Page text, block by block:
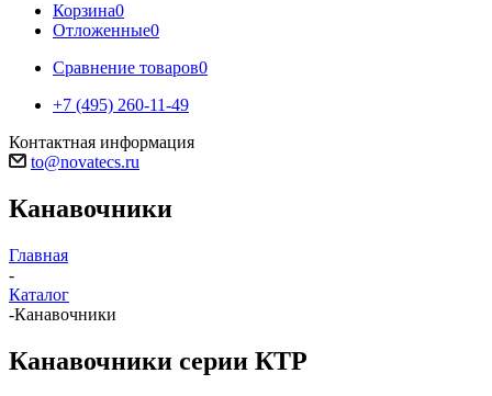
Корзина0
Отложенные0
Сравнение товаров0
+7 (495) 260-11-49
Контактная информация
to@novatecs.ru
Канавочники
Главная
-
Каталог
-Канавочники
Канавочники серии КТР